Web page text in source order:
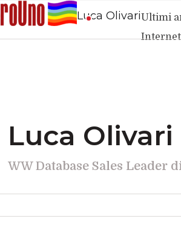
Luca OlivariUltimi
Luca Olivari
WW Database Sales Leader